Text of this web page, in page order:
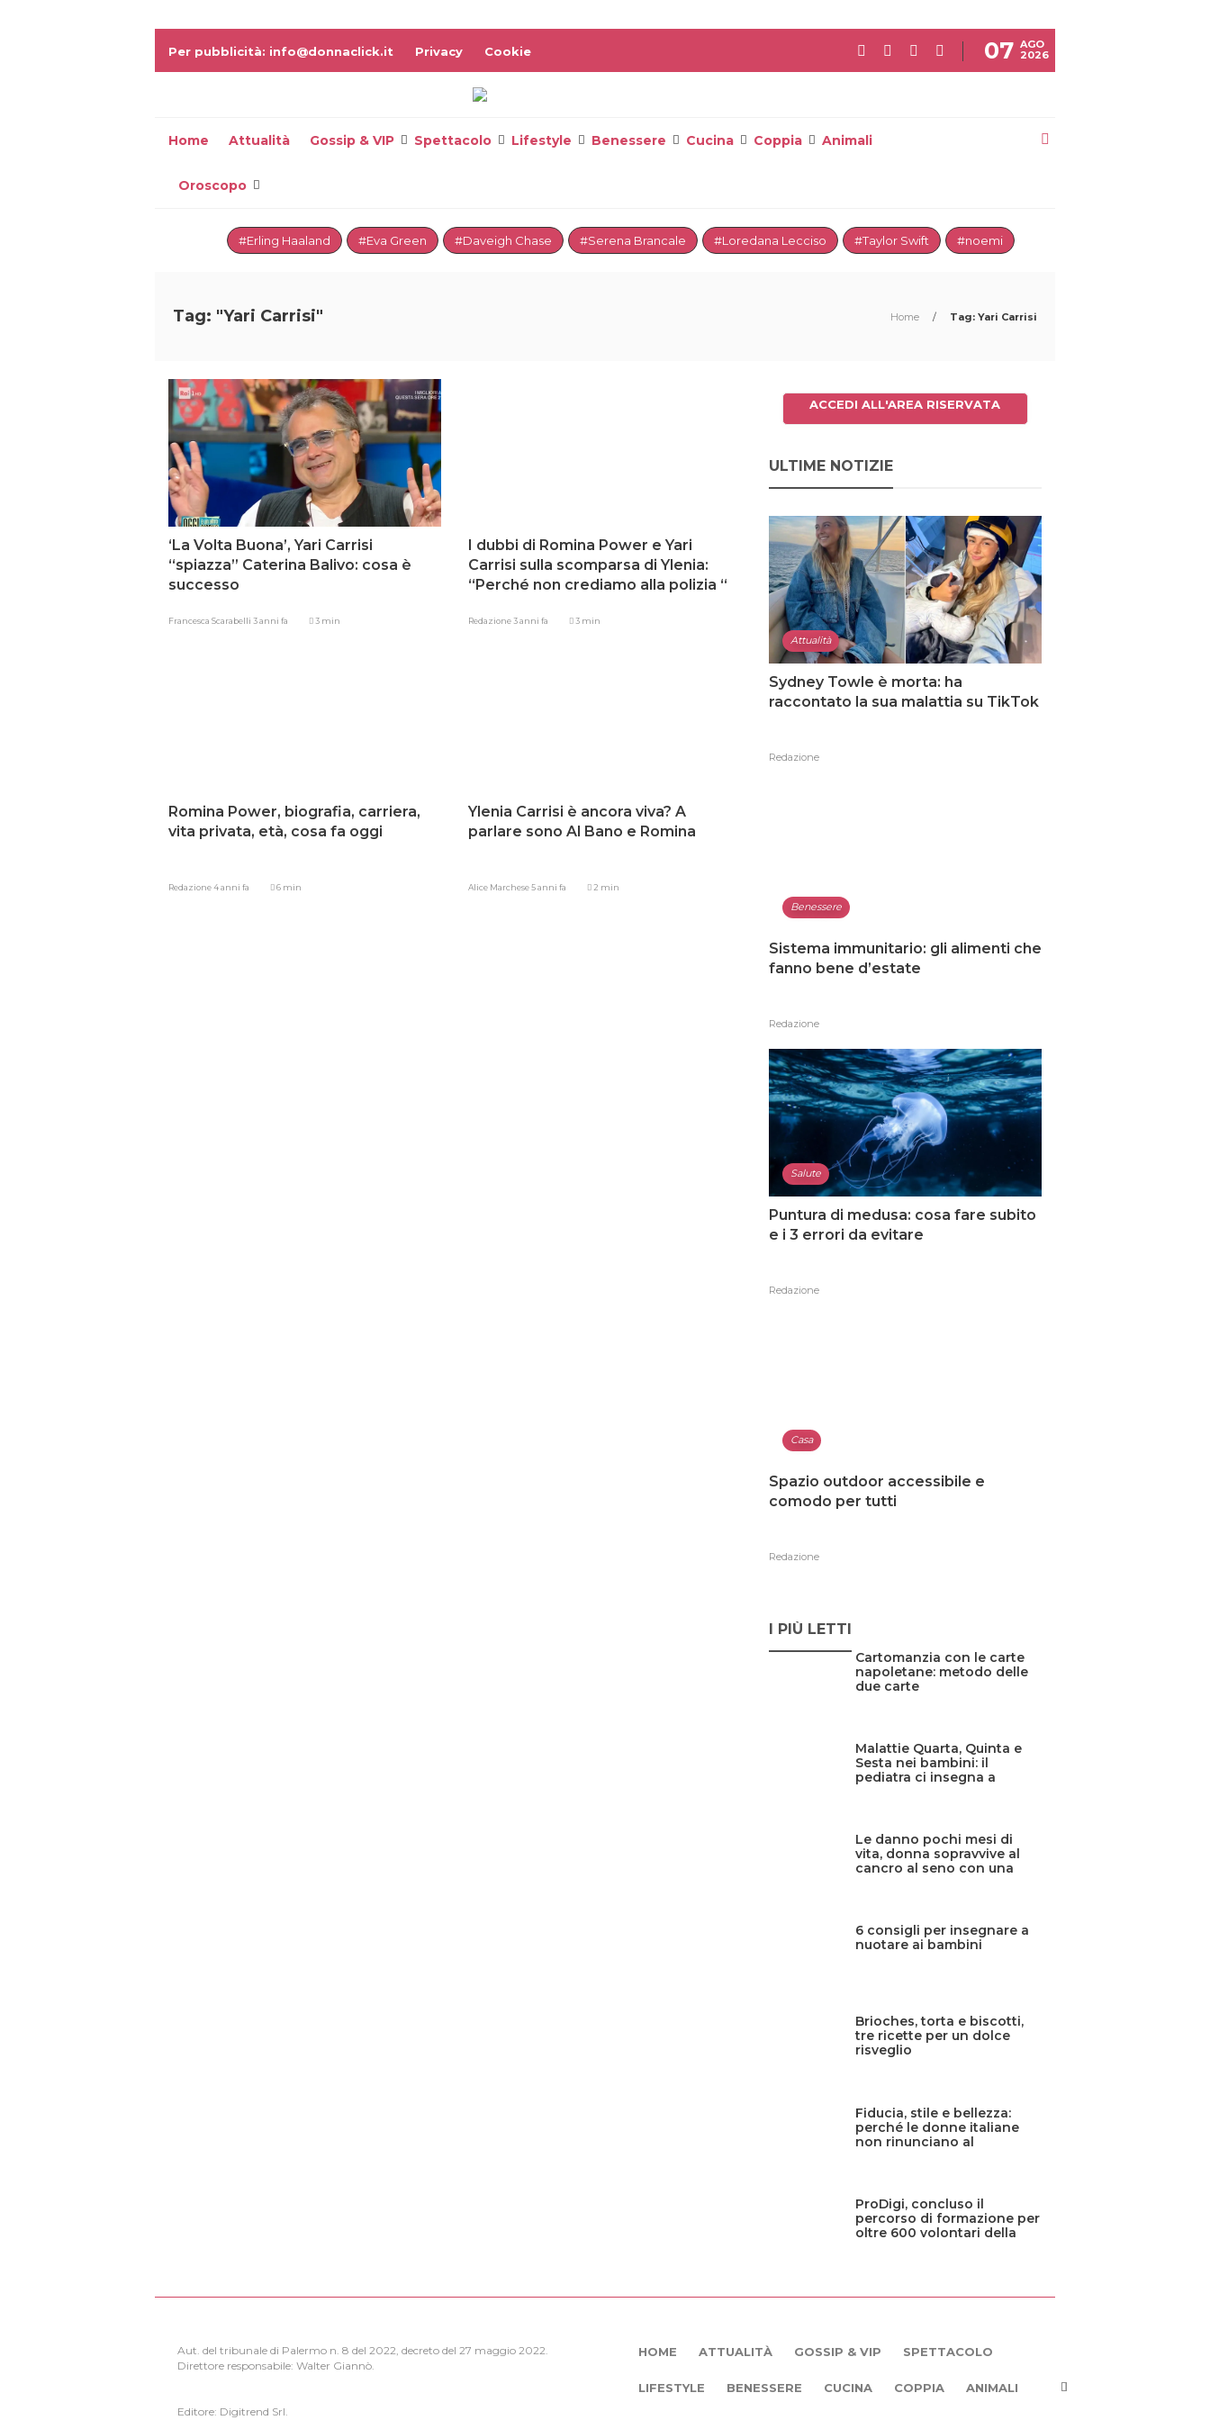
Per pubblicità: info@donnaclick.it Privacy Cookie 07 AGO
2026
Home Attualità Gossip & VIP Spettacolo Lifestyle Benessere Cucina Coppia Animali
Oroscopo
#Erling Haaland #Eva Green #Daveigh Chase #Serena Brancale #Loredana Lecciso #Taylor Swift #noemi
Tag: "Yari Carrisi" Home / Tag: Yari Carrisi
‘La Volta Buona’, Yari Carrisi
“spiazza” Caterina Balivo: cosa è
successo
Francesca Scarabelli 3 anni fa 3 min
I dubbi di Romina Power e Yari
Carrisi sulla scomparsa di Ylenia:
“Perché non crediamo alla polizia “
Redazione3 anni fa 3 min
Romina Power, biografia, carriera,
vita privata, età, cosa fa oggi
Redazione4 anni fa 6 min
Ylenia Carrisi è ancora viva? A
parlare sono Al Bano e Romina
Alice Marchese5 anni fa 2 min
ACCEDI ALL'AREA RISERVATA
ULTIME NOTIZIE
Attualità
Sydney Towle è morta: ha
raccontato la sua malattia su TikTok
Redazione
Benessere
Sistema immunitario: gli alimenti che
fanno bene d’estate
Redazione
Salute
Puntura di medusa: cosa fare subito
e i 3 errori da evitare
Redazione
Casa
Spazio outdoor accessibile e
comodo per tutti
Redazione
I PIÙ LETTI
Cartomanzia con le carte
napoletane: metodo delle
due carte
Malattie Quarta, Quinta e
Sesta nei bambini: il
pediatra ci insegna a
Le danno pochi mesi di
vita, donna sopravvive al
cancro al seno con una
6 consigli per insegnare a
nuotare ai bambini
Brioches, torta e biscotti,
tre ricette per un dolce
risveglio
Fiducia, stile e bellezza:
perché le donne italiane
non rinunciano al
ProDigi, concluso il
percorso di formazione per
oltre 600 volontari della
Aut. del tribunale di Palermo n. 8 del 2022, decreto del 27 maggio 2022.
Direttore responsabile: Walter Giannò.
Editore: Digitrend Srl.
HOME ATTUALITÀ GOSSIP & VIP SPETTACOLO
LIFESTYLE BENESSERE CUCINA COPPIA ANIMALI